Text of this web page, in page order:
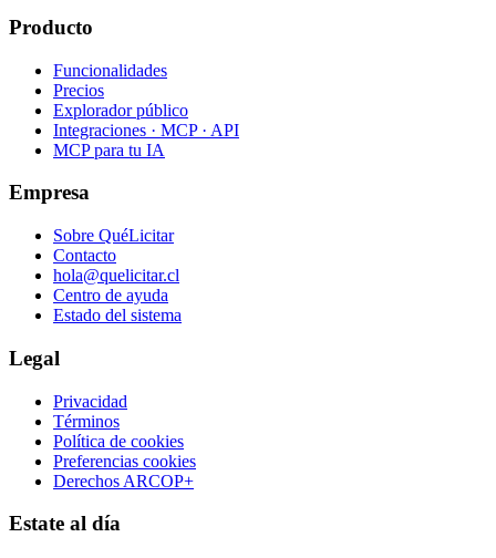
Producto
Funcionalidades
Precios
Explorador público
Integraciones · MCP · API
MCP para tu IA
Empresa
Sobre QuéLicitar
Contacto
hola@quelicitar.cl
Centro de ayuda
Estado del sistema
Legal
Privacidad
Términos
Política de cookies
Preferencias cookies
Derechos ARCOP+
Estate al día